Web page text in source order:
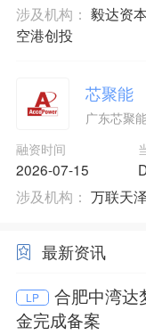
涉及机构： 毅达资本
空港创投
芯聚能
广东芯聚
融资时间
2026-07-15
涉及机构： 万联天泽
最新资讯
LP
合肥中湾达
金完成备案